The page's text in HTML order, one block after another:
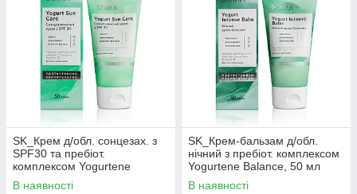
SK_Крем д/обл. сонцезах. з
SPF30 та пребіот.
комплексом Yogurtene
Balance, 50 мл
В наявності
SK_Крем-бальзам д/обл.
нічний з пребіот. комплексом
Yogurtene Balance, 50 мл
В наявності